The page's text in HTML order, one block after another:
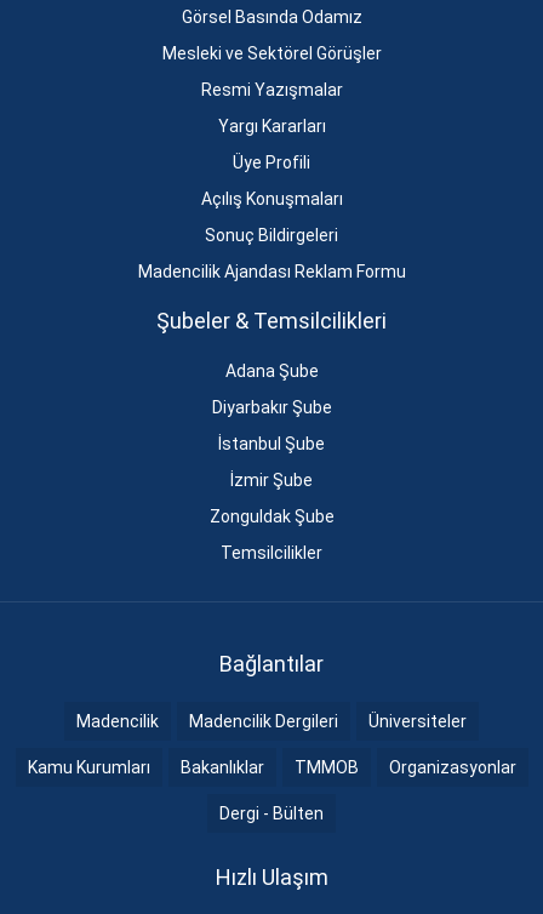
Görsel Basında Odamız
Mesleki ve Sektörel Görüşler
Resmi Yazışmalar
Yargı Kararları
Üye Profili
Açılış Konuşmaları
Sonuç Bildirgeleri
Madencilik Ajandası Reklam Formu
Şubeler & Temsilcilikleri
Adana Şube
Diyarbakır Şube
İstanbul Şube
İzmir Şube
Zonguldak Şube
Temsilcilikler
Bağlantılar
Madencilik Madencilik Dergileri Üniversiteler
Kamu Kurumları Bakanlıklar TMMOB Organizasyonlar
Dergi - Bülten
Hızlı Ulaşım